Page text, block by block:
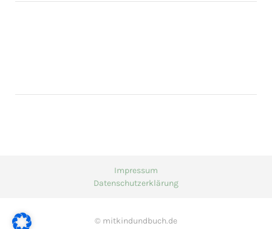
Impressum
Datenschutzerklärung
© mitkindundbuch.de